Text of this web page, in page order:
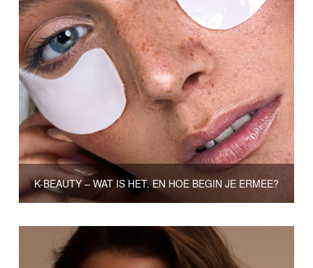
K-BEAUTY – WAT IS HET, EN HOE BEGIN JE ERMEE?